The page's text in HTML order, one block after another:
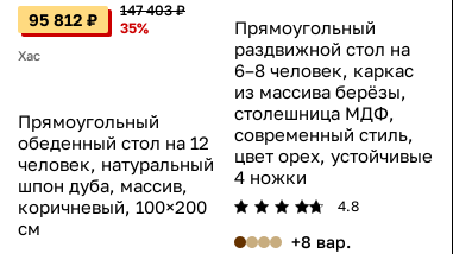
95 812 ₽
147 403 ₽
35%
Хас
Прямоугольный
обеденный стол на 12
человек, натуральный
шпон дуба, массив,
коричневый, 100×200
см
Прямоугольный
раздвижной стол на
6–8 человек, каркас
из массива берёзы,
столешница МДФ,
современный стиль,
цвет орех, устойчивые
4 ножки
4.8
+8 вар.